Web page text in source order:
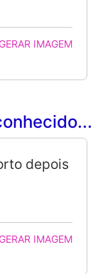
GERAR IMAGEM
depois
GERAR IMAGEM